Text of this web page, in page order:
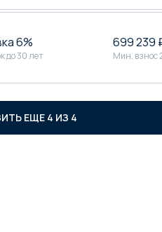
6%
до 30 лет
699 239
Мин. взнос
ЕЩЕ 4 ИЗ 4